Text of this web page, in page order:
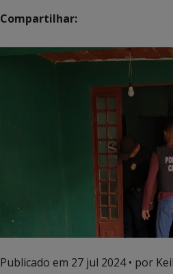
Compartilhar:
Publicado em 27 jul 2024• por